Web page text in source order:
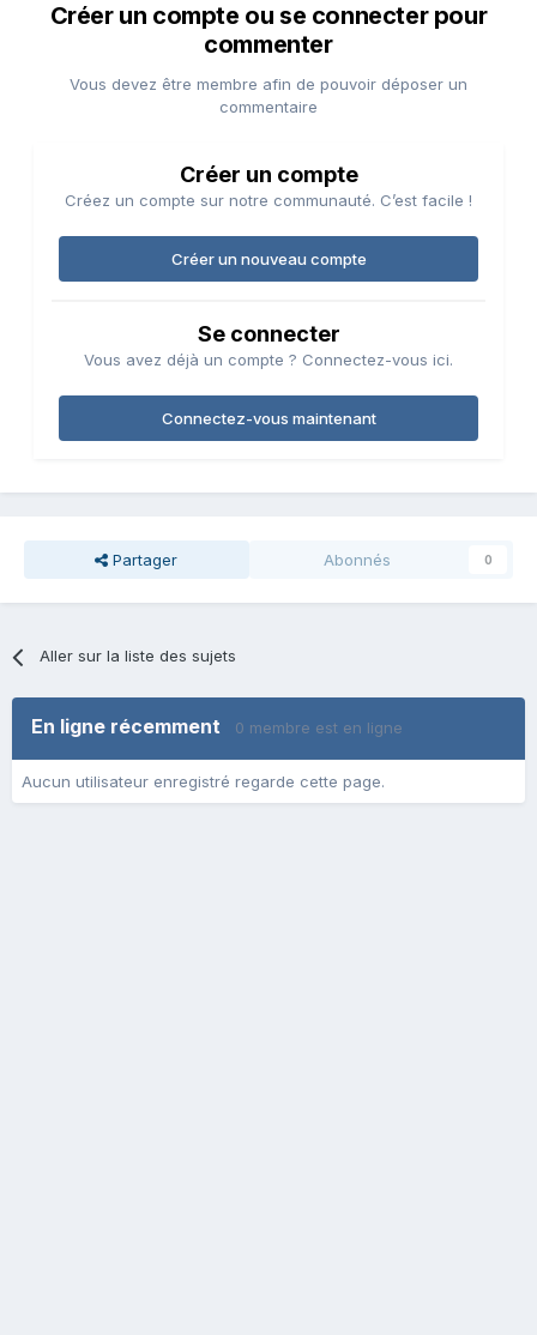
Créer un compte ou se connecter pour
commenter
Vous devez être membre afin de pouvoir déposer un
commentaire
Créer un compte
Créez un compte sur notre communauté. C’est facile !
Créer un nouveau compte
Se connecter
Vous avez déjà un compte ? Connectez-vous ici.
Connectez-vous maintenant
Partager Abonnés 0
Aller sur la liste des sujets
En ligne récemment 0 membre est en ligne
Aucun utilisateur enregistré regarde cette page.